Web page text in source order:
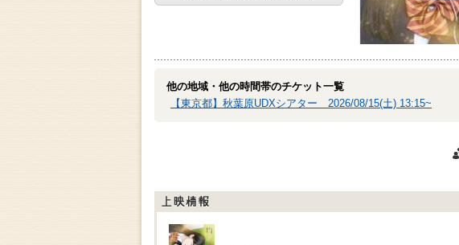
他の地域・他の時間帯のチケット一覧
【東京都】秋葉原UDXシアター 2026/08/15(土) 13:15~
上映情報
ご購入はこちら